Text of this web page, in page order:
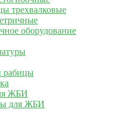
трехвалковые
оборудование
рабицы
ЖБИ
для ЖБИ